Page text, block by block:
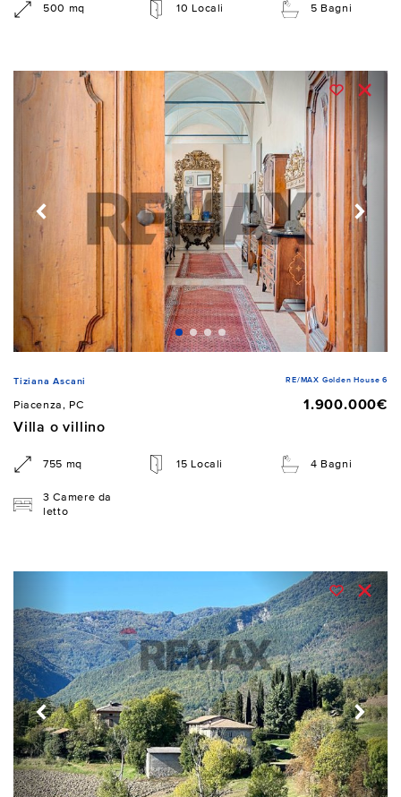
500 mq 10 Locali 5 Bagni
Tiziana Ascani RE/MAX Golden House 6
Piacenza, PC
1.900.000€
Villa o villino
755 mq 15 Locali 4 Bagni
3 Camere da
letto